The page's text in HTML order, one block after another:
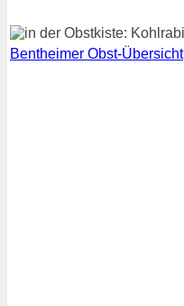
Bentheimer Obst-Übersicht